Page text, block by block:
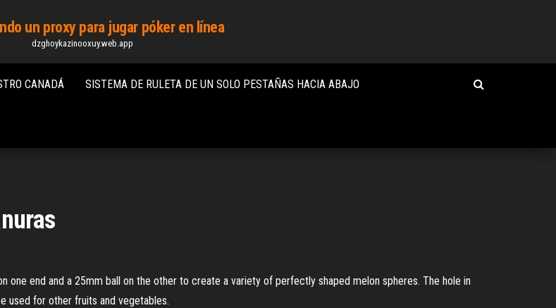
un proxy para jugar póker en línea
dzghoykazinooxuy.web.app
CANADÁ SISTEMA DE RULETA DE UN SOLO PESTAÑAS HACIA ABAJO
end and a 25mm ball on the other to create a variety of perfectly shaped melon spheres. The hole in
used for other fruits and vegetables.